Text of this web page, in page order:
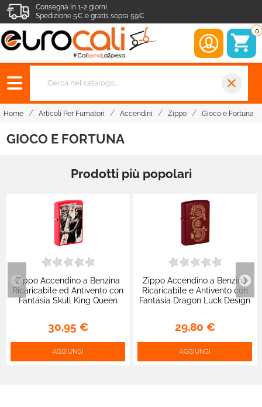
Consegna in 1-2 giorni
Spedizione 5€ e gratis sopra 59€
0
close
Home Articoli Per Fumatori Accendini Zippo Gioco e Fortuna
GIOCO E FORTUNA
Prodotti più popolari
Zippo Accendino a Benzina
Ricaricabile ed Antivento con
Fantasia Skull King Queen
30,95 €
AGGIUNGI
Zippo Accendino a Benzina
Ricaricabile e Antivento con
Fantasia Dragon Luck Design
29,80 €
AGGIUNGI